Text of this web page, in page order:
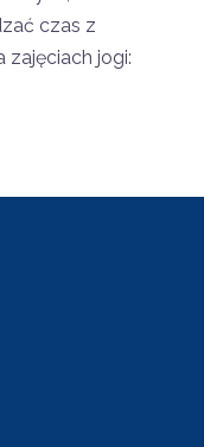
czas z
zajęciach jogi: